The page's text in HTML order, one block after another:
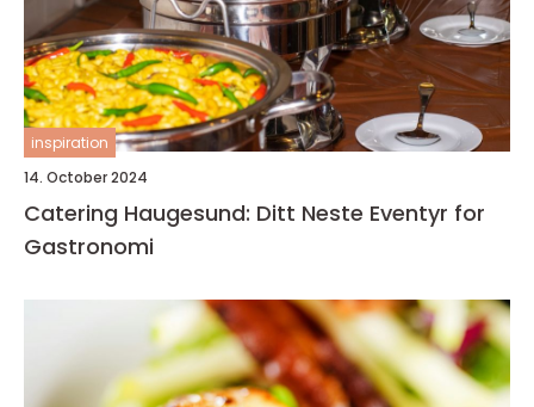
inspiration
14. October 2024
Catering Haugesund: Ditt Neste Eventyr for
Gastronomi